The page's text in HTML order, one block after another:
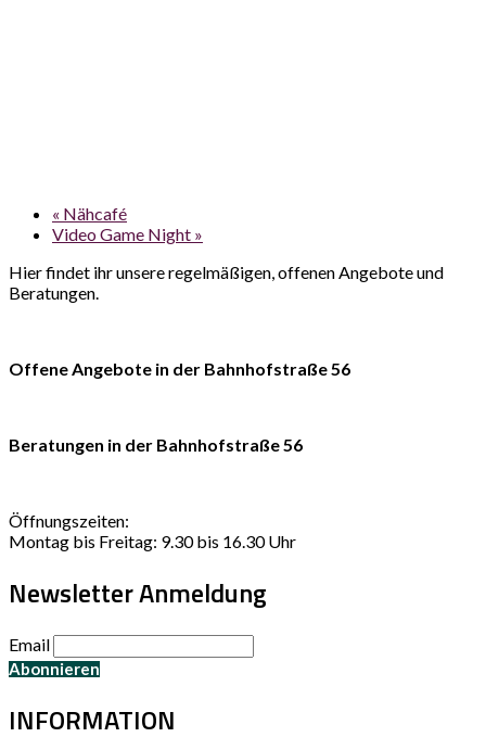
« Nähcafé
Video Game Night »
Hier findet ihr unsere regelmäßigen, offenen Angebote und
Beratungen.
Offene Angebote in der Bahnhofstraße 56
Beratungen in der Bahnhofstraße 56
Öffnungszeiten:
Montag bis Freitag: 9.30 bis 16.30 Uhr
Newsletter Anmeldung
Email
INFORMATION